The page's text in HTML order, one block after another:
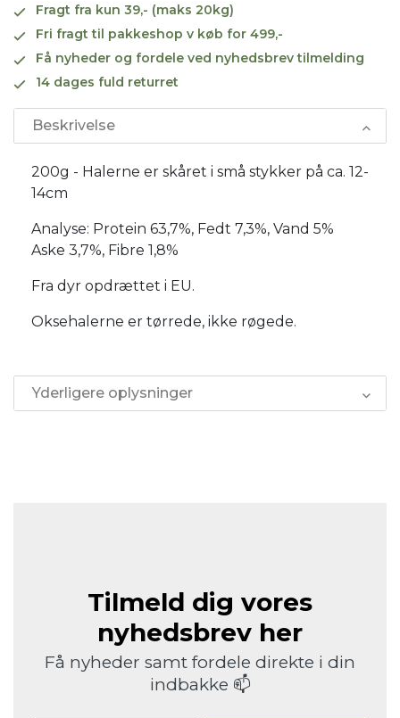
Fragt fra kun 39,- (maks 20kg)
Fri fragt til pakkeshop v køb for 499,-
Få nyheder og fordele ved nyhedsbrev tilmelding
14 dages fuld returret
Beskrivelse
200g - Halerne er skåret i små stykker på ca. 12-
14cm
Analyse: Protein 63,7%, Fedt 7,3%, Vand 5%
Aske 3,7%, Fibre 1,8%
Fra dyr opdrættet i EU.
Oksehalerne er tørrede, ikke røgede.
Yderligere oplysninger
Tilmeld dig vores
nyhedsbrev her
Få nyheder samt fordele direkte i din
indbakke 📫